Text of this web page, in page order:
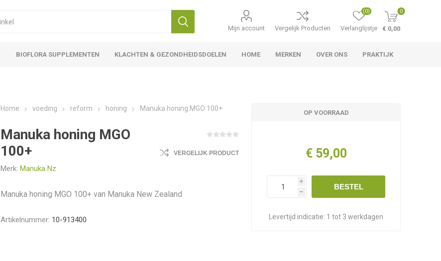
Mijn account Vergelijk Producten Verlanglijstje
(0) 0
€ 0,00
BIOFLORA SUPPLEMENTEN KLACHTEN & GEZONDHEIDSDOELEN HOME MERKEN OVER ONS PRAKTIJK
Home voeding reform honing Manuka honing MGO 100+
Manuka honing MGO
100+
Merk: Manuka Nz
VERGELIJK PRODUCT
Manuka honing MGO 100+ van Manuka New Zealand
Artikelnummer: 10-913400
OP VOORRAAD
€ 59,00
i
h
BESTEL
Levertijd indicatie: 1 tot 3 werkdagen